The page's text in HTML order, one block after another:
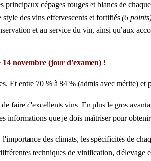
cépages rouges et blancs de
style des vins effervescents et fortifiés(6 points)
et au service du vin, ainsi qu’aux
14 novembre (jour d'examen) !
Et entre 70 % à 84 % (admis avec mérite) et
faire d'excellents vins. En plus le gros
informations que je dois maîtriser pour
des climats, les spécificités de
techniques de vinification, d'élevage